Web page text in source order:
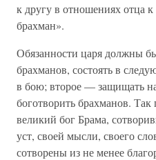
к другу в отношениях отца
брахман».
Обязанности царя должны
брахманов, состоять в
в бою; второе — защищать
боготворить брахманов.
великий бог Брама,
уст, своей мысли, своего
сотворены из не менее